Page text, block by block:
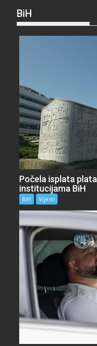
BiH
Počela isplata
institucijama BiH
BiH Vijesti